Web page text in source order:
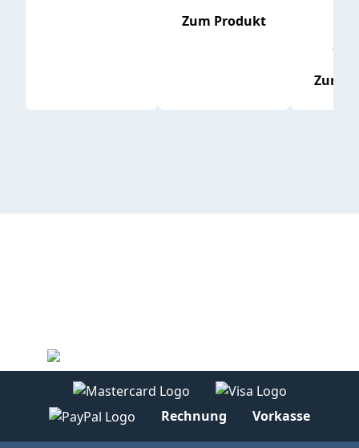
Zum Produkt
Zum
Rechnung Vorkasse